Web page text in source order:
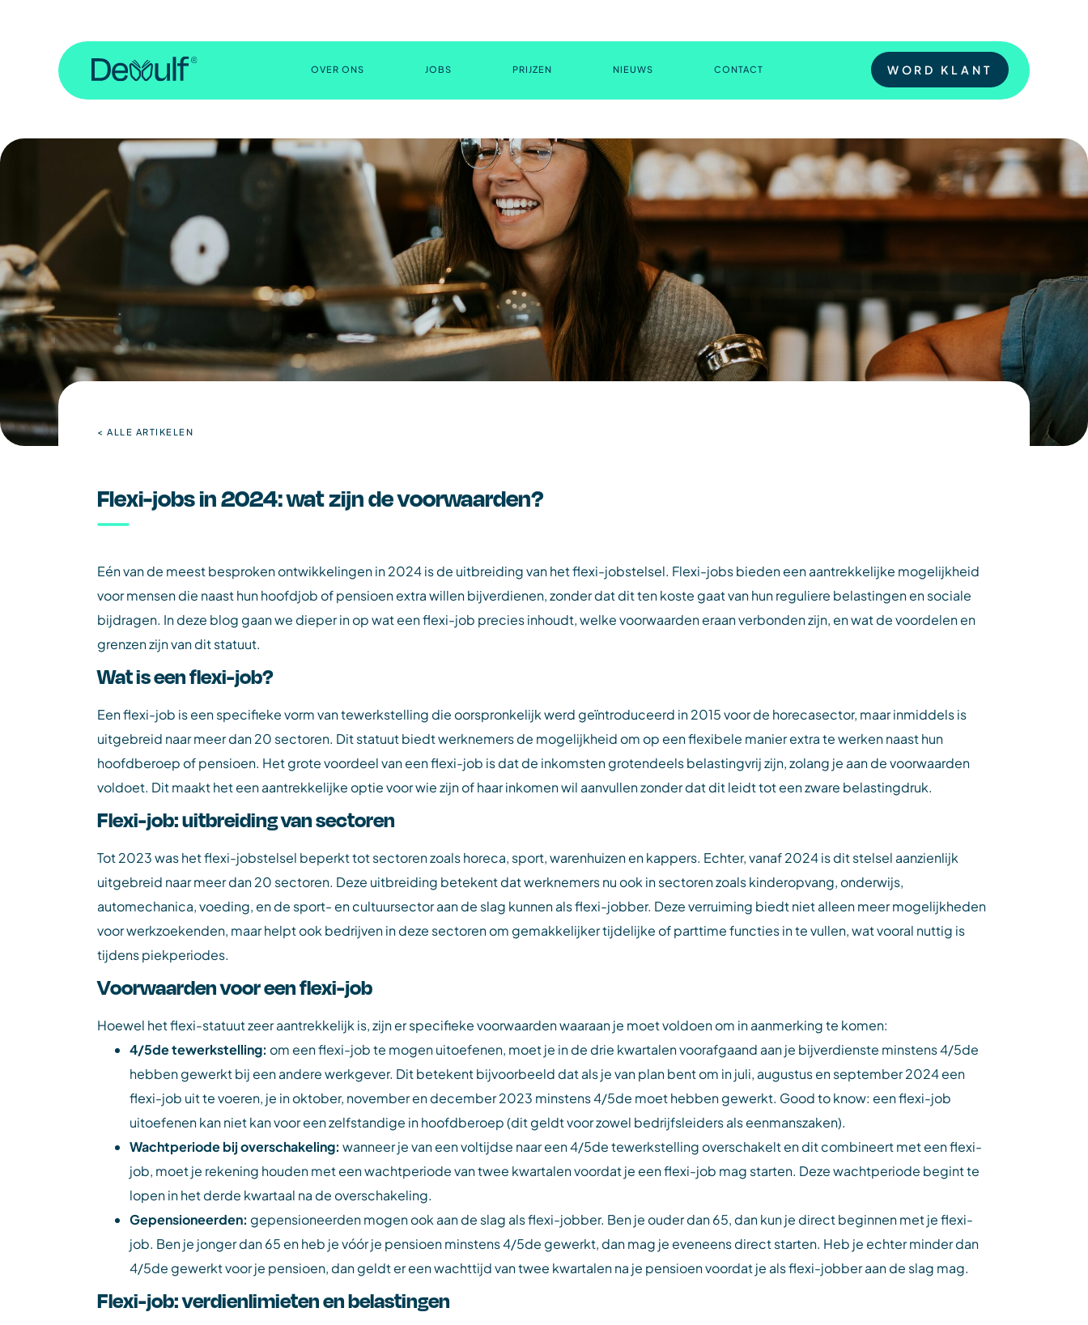
OVER ONS JOBS PRIJZEN NIEUWS CONTACT WORD KLANT
< ALLE ARTIKELEN
Flexi-jobs in 2024: wat zijn de voorwaarden?
Eén van de meest besproken ontwikkelingen in 2024 is de uitbreiding van het flexi-jobstelsel. Flexi-jobs bieden een aantrekkelijke mogelijkheid
voor mensen die naast hun hoofdjob of pensioen extra willen bijverdienen, zonder dat dit ten koste gaat van hun reguliere belastingen en sociale
bijdragen. In deze blog gaan we dieper in op wat een flexi-job precies inhoudt, welke voorwaarden eraan verbonden zijn, en wat de voordelen en
grenzen zijn van dit statuut.
Wat is een flexi-job?
Een flexi-job is een specifieke vorm van tewerkstelling die oorspronkelijk werd geïntroduceerd in 2015 voor de horecasector, maar inmiddels is
uitgebreid naar meer dan 20 sectoren. Dit statuut biedt werknemers de mogelijkheid om op een flexibele manier extra te werken naast hun
hoofdberoep of pensioen. Het grote voordeel van een flexi-job is dat de inkomsten grotendeels belastingvrij zijn, zolang je aan de voorwaarden
voldoet. Dit maakt het een aantrekkelijke optie voor wie zijn of haar inkomen wil aanvullen zonder dat dit leidt tot een zware belastingdruk.
Flexi-job: uitbreiding van sectoren
Tot 2023 was het flexi-jobstelsel beperkt tot sectoren zoals horeca, sport, warenhuizen en kappers. Echter, vanaf 2024 is dit stelsel aanzienlijk
uitgebreid naar meer dan 20 sectoren. Deze uitbreiding betekent dat werknemers nu ook in sectoren zoals kinderopvang, onderwijs,
automechanica, voeding, en de sport- en cultuursector aan de slag kunnen als flexi-jobber. Deze verruiming biedt niet alleen meer mogelijkheden
voor werkzoekenden, maar helpt ook bedrijven in deze sectoren om gemakkelijker tijdelijke of parttime functies in te vullen, wat vooral nuttig is
tijdens piekperiodes.
Voorwaarden voor een flexi-job
Hoewel het flexi-statuut zeer aantrekkelijk is, zijn er specifieke voorwaarden waaraan je moet voldoen om in aanmerking te komen:
4/5de tewerkstelling: om een flexi-job te mogen uitoefenen, moet je in de drie kwartalen voorafgaand aan je bijverdienste minstens 4/5de
hebben gewerkt bij een andere werkgever. Dit betekent bijvoorbeeld dat als je van plan bent om in juli, augustus en september 2024 een
flexi-job uit te voeren, je in oktober, november en december 2023 minstens 4/5de moet hebben gewerkt. Good to know: een flexi-job
uitoefenen kan niet kan voor een zelfstandige in hoofdberoep (dit geldt voor zowel bedrijfsleiders als eenmanszaken).
Wachtperiode bij overschakeling: wanneer je van een voltijdse naar een 4/5de tewerkstelling overschakelt en dit combineert met een flexi-
job, moet je rekening houden met een wachtperiode van twee kwartalen voordat je een flexi-job mag starten. Deze wachtperiode begint te
lopen in het derde kwartaal na de overschakeling.
Gepensioneerden: gepensioneerden mogen ook aan de slag als flexi-jobber. Ben je ouder dan 65, dan kun je direct beginnen met je flexi-
job. Ben je jonger dan 65 en heb je vóór je pensioen minstens 4/5de gewerkt, dan mag je eveneens direct starten. Heb je echter minder dan
4/5de gewerkt voor je pensioen, dan geldt er een wachttijd van twee kwartalen na je pensioen voordat je als flexi-jobber aan de slag mag.
Flexi-job: verdienlimieten en belastingen